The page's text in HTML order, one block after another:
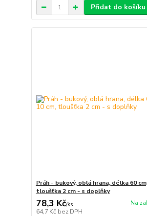
Přidat do košíku
Práh - bukový, oblá hrana, délka 60
tloušťka 2 cm - s doplňky
78,3 Kč/ks
64,7 Kč bez DPH
Na